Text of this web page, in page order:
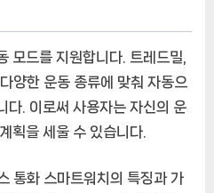
모드를 지원합니다. 트레드밀,
양한 운동 종류에 맞춰 자동으
다. 이로써 사용자는 자신의 운
획을 세울 수 있습니다.
통화 스마트워치의 특징과 가